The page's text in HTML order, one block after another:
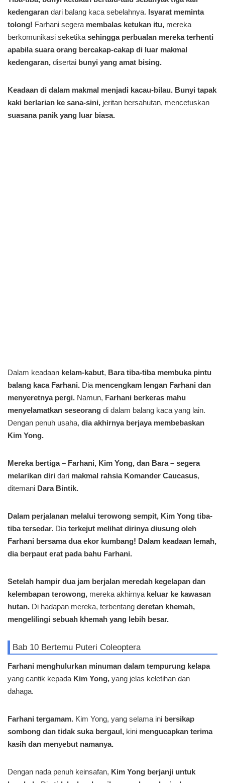
kedengaran dari balang kaca sebelahnya. Isyarat meminta
tolong! Farhani segera membalas ketukan itu, mereka
berkomunikasi seketika sehingga perbualan mereka terhenti
apabila suara orang bercakap-cakap di luar makmal
kedengaran, disertai bunyi yang amat bising.
Keadaan di dalam makmal menjadi kacau-bilau. Bunyi tapak
kaki berlarian ke sana-sini, jeritan bersahutan, mencetuskan
suasana panik yang luar biasa.
Dalam keadaan kelam-kabut, Bara tiba-tiba membuka pintu
balang kaca Farhani. Dia mencengkam lengan Farhani dan
menyeretnya pergi. Namun, Farhani berkeras mahu
menyelamatkan seseorang di dalam balang kaca yang lain.
Dengan penuh usaha, dia akhirnya berjaya membebaskan
Kim Yong.
Mereka bertiga – Farhani, Kim Yong, dan Bara – segera
melarikan diri dari makmal rahsia Komander Caucasus,
ditemani Dara Bintik.
Dalam perjalanan melalui terowong sempit, Kim Yong tiba-
tiba tersedar. Dia terkejut melihat dirinya diusung oleh
Farhani bersama dua ekor kumbang! Dalam keadaan lemah,
dia berpaut erat pada bahu Farhani.
Setelah hampir dua jam berjalan meredah kegelapan dan
kelembapan terowong, mereka akhirnya keluar ke kawasan
hutan. Di hadapan mereka, terbentang deretan khemah,
mengelilingi sebuah khemah yang lebih besar.
Bab 10 Bertemu Puteri Coleoptera
Farhani menghulurkan minuman dalam tempurung kelapa
yang cantik kepada Kim Yong, yang jelas keletihan dan
dahaga.
Farhani tergamam. Kim Yong, yang selama ini bersikap
sombong dan tidak suka bergaul, kini mengucapkan terima
kasih dan menyebut namanya.
Dengan nada penuh keinsafan, Kim Yong berjanji untuk